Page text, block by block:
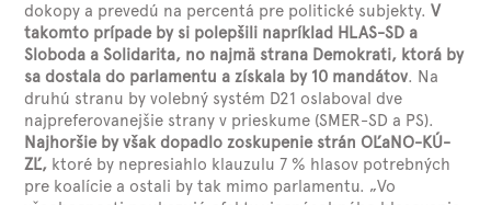
dokopy a prevedú na percentá pre politické subjekty.V
takomto prípade by si polepšili napríklad HLAS-SD a
Sloboda a Solidarita, no najmä strana Demokrati, ktorá by
sa dostala do parlamentu a získala by 10 mandátov. Na
druhú stranu by volebný systém D21 oslaboval dve
najpreferovanejšie strany v prieskume (SMER-SD a PS).
Najhoršie by však dopadlo zoskupenie strán OĽaNO-KÚ-
ZĽ, ktoré by nepresiahlo klauzulu 7 % hlasov potrebných
pre koalície a ostali by tak mimo parlamentu. „Vo